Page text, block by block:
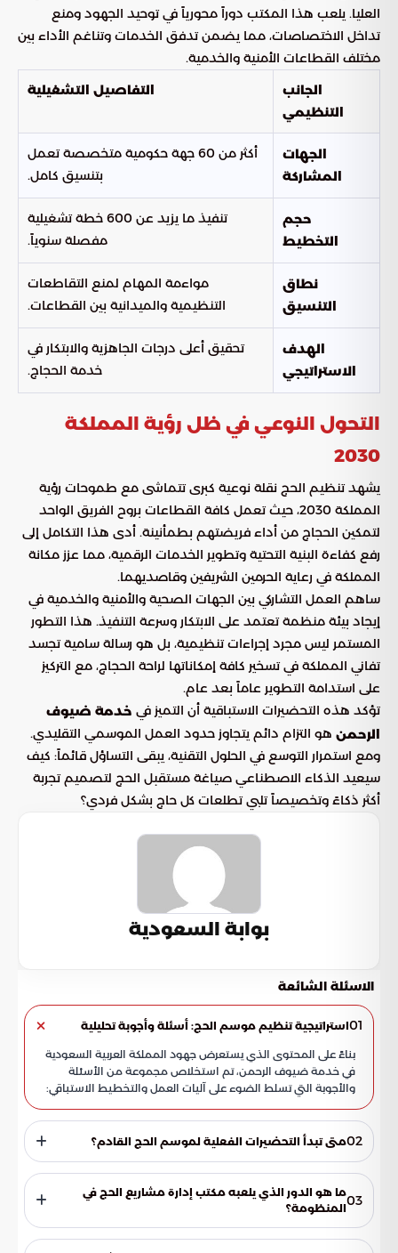
العليا. يلعب هذا المكتب دوراً محورياً في توحيد الجهود ومنع
تداخل الاختصاصات، مما يضمن تدفق الخدمات وتناغم الأداء بين
مختلف القطاعات الأمنية والخدمية.
الجانب
التنظيمي
التفاصيل التشغيلية
الجهات
المشاركة
أكثر من 60 جهة حكومية متخصصة تعمل
بتنسيق كامل.
حجم
التخطيط
تنفيذ ما يزيد عن 600 خطة تشغيلية
مفصلة سنوياً.
نطاق
التنسيق
مواءمة المهام لمنع التقاطعات
التنظيمية والميدانية بين القطاعات.
الهدف
الاستراتيجي
تحقيق أعلى درجات الجاهزية والابتكار في
خدمة الحجاج.
التحول النوعي في ظل رؤية المملكة
2030
يشهد تنظيم الحج نقلة نوعية كبرى تتماشى مع طموحات رؤية
المملكة 2030، حيث تعمل كافة القطاعات بروح الفريق الواحد
لتمكين الحجاج من أداء فريضتهم بطمأنينة. أدى هذا التكامل إلى
رفع كفاءة البنية التحتية وتطوير الخدمات الرقمية، مما عزز مكانة
المملكة في رعاية الحرمين الشريفين وقاصديهما.
ساهم العمل التشاركي بين الجهات الصحية والأمنية والخدمية في
إيجاد بيئة منظمة تعتمد على الابتكار وسرعة التنفيذ. هذا التطور
المستمر ليس مجرد إجراءات تنظيمية، بل هو رسالة سامية تجسد
تفاني المملكة في تسخير كافة إمكاناتها لراحة الحجاج، مع التركيز
على استدامة التطوير عاماً بعد عام.
تؤكد هذه التحضيرات الاستباقية أن التميز في خدمة ضيوف
الرحمن هو التزام دائم يتجاوز حدود العمل الموسمي التقليدي.
ومع استمرار التوسع في الحلول التقنية، يبقى التساؤل قائماً: كيف
سيعيد الذكاء الاصطناعي صياغة مستقبل الحج لتصميم تجربة
أكثر ذكاءً وتخصيصاً تلبي تطلعات كل حاج بشكل فردي؟
بوابة السعودية
الاسئلة الشائعة
01استراتيجية تنظيم موسم الحج: أسئلة وأجوبة تحليلية
بناءً على المحتوى الذي يستعرض جهود المملكة العربية السعودية
في خدمة ضيوف الرحمن، تم استخلاص مجموعة من الأسئلة
والأجوبة التي تسلط الضوء على آليات العمل والتخطيط الاستباقي:
02متى تبدأ التحضيرات الفعلية لموسم الحج القادم؟
تنطلق التحضيرات للموسم الجديد بشكل فعلي ومبكر جداً، وتحديداً
منذ اليوم الثاني عشر من شهر ذي الحجة. يعكس هذا التوقيت
النهج الاستباقي للمملكة، حيث يبدأ رسم المسارات التشغيلية بينما
اجتماعات تنسيقية مكثفة مع المكاتب الدولية ومزودي الخدمات.
03ما هو الدور الذي يلعبه مكتب إدارة مشاريع الحج في
المنظومة؟
يلعب مكتب إدارة مشاريع الحج دوراً محورياً بوصفه حلقة الوصل